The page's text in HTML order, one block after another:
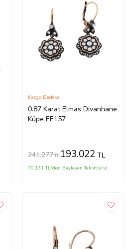
0.87 Karat Elmas Divanhane
Küpe EE157
Kargo Bedava
241.277TL 193.022 TL
70.131 TL'den Başlayan Taksitlerle